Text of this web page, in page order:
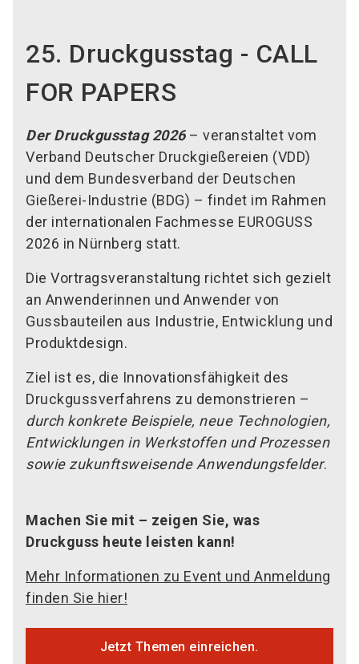
25. Druckgusstag - CALL
FOR PAPERS
Der Druckgusstag 2026– veranstaltet vom
Verband Deutscher Druckgießereien (VDD)
und dem Bundesverband der Deutschen
Gießerei-Industrie (BDG) – findet im Rahmen
der internationalen Fachmesse EUROGUSS
2026 in Nürnberg statt.
Die Vortragsveranstaltung richtet sich gezielt
an Anwenderinnen und Anwender von
Gussbauteilen aus Industrie, Entwicklung und
Produktdesign.
Ziel ist es, die Innovationsfähigkeit des
Druckgussverfahrens zu demonstrieren –
durch konkrete Beispiele, neue Technologien,
Entwicklungen in Werkstoffen und Prozessen
sowie zukunftsweisende Anwendungsfelder.
Machen Sie mit – zeigen Sie, was
Druckguss heute leisten kann!
Mehr Informationen zu Event und Anmeldung
finden Sie hier!
Jetzt Themen einreichen.